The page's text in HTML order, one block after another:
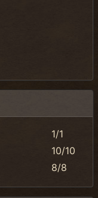
1/1
10/10
8/8